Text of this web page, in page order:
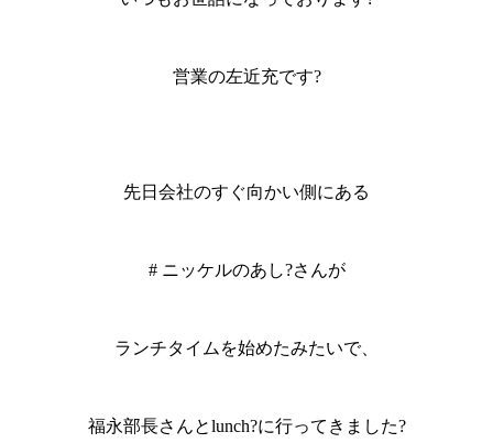
営業の左近充です?
先日会社のすぐ向かい側にある
# ニッケルのあし?さんが
ランチタイムを始めたみたいで、
福永部長さんとlunch?に行ってきました?